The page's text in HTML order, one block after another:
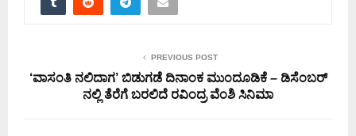
PREVIOUS POST
‘ವಾಸಂತಿ ನಲಿದಾಗ’ ಬಿಡುಗಡೆ ದಿನಾಂಕ ಮುಂದೂಡಿಕೆ – ಡಿಸೆಂಬರ್
ನಲ್ಲಿ ತೆರೆಗೆ ಬರಲಿದೆ ರವಿಂದ್ರ ವೆಂಶಿ ಸಿನಿಮಾ